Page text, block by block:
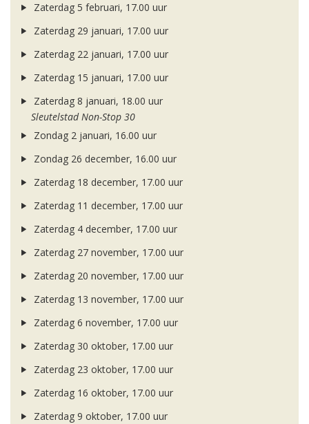
Zaterdag 5 februari, 17.00 uur
Zaterdag 29 januari, 17.00 uur
Zaterdag 22 januari, 17.00 uur
Zaterdag 15 januari, 17.00 uur
Zaterdag 8 januari, 18.00 uur
Sleutelstad Non-Stop 30
Zondag 2 januari, 16.00 uur
Zondag 26 december, 16.00 uur
Zaterdag 18 december, 17.00 uur
Zaterdag 11 december, 17.00 uur
Zaterdag 4 december, 17.00 uur
Zaterdag 27 november, 17.00 uur
Zaterdag 20 november, 17.00 uur
Zaterdag 13 november, 17.00 uur
Zaterdag 6 november, 17.00 uur
Zaterdag 30 oktober, 17.00 uur
Zaterdag 23 oktober, 17.00 uur
Zaterdag 16 oktober, 17.00 uur
Zaterdag 9 oktober, 17.00 uur